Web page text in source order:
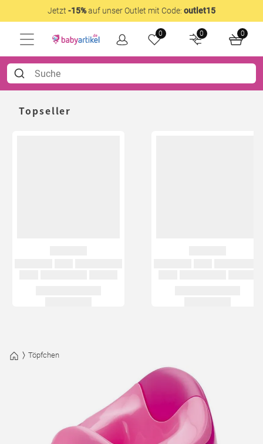
Jetzt -15%auf unser Outlet mit Code: outlet15
0 0 0
Topseller
Töpfchen